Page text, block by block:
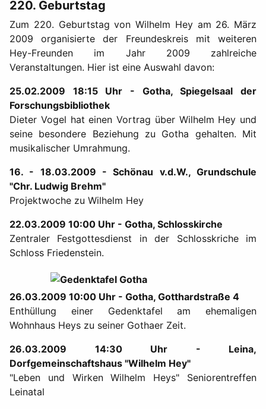
220. Geburtstag
Zum 220. Geburtstag von Wilhelm Hey am 26. März
2009 organisierte der Freundeskreis mit weiteren
Hey-Freunden im Jahr 2009 zahlreiche
Veranstaltungen. Hier ist eine Auswahl davon:
25.02.2009 18:15 Uhr - Gotha, Spiegelsaal der
Forschungsbibliothek
Dieter Vogel hat einen Vortrag über Wilhelm Hey und
seine besondere Beziehung zu Gotha gehalten. Mit
musikalischer Umrahmung.
16. - 18.03.2009 - Schönau v.d.W., Grundschule
"Chr. Ludwig Brehm"
Projektwoche zu Wilhelm Hey
22.03.2009 10:00 Uhr - Gotha, Schlosskirche
Zentraler Festgottesdienst in der Schlosskriche im
Schloss Friedenstein.
26.03.2009 10:00 Uhr - Gotha, Gotthardstraße 4
Enthüllung einer Gedenktafel am ehemaligen
Wohnhaus Heys zu seiner Gothaer Zeit.
26.03.2009 14:30 Uhr - Leina,
Dorfgemeinschaftshaus "Wilhelm Hey"
"Leben und Wirken Wilhelm Heys" Seniorentreffen
Leinatal